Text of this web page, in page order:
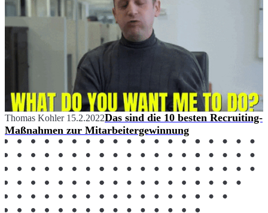
Thomas Kohler 15.2.2022Das sind die 10 besten Recruiting-
Maßnahmen zur Mitarbeitergewinnung